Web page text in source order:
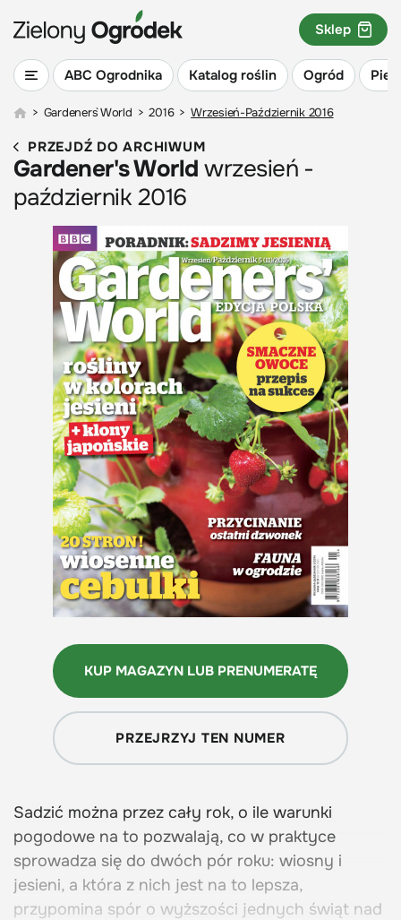
ABC Ogrodnika Katalog roślin Ogród
Sklep
> Gardeners` World > 2016 > Wrzesień-Październik 2016
PRZEJDŹ DO ARCHIWUM
Gardener's Worldwrzesień -
październik 2016
KUP MAGAZYN LUB PRENUMERATĘ
PRZEJRZYJ TEN NUMER
Sadzić można przez cały rok, o ile warunki
pogodowe na to pozwalają, co w praktyce
sprowadza się do dwóch pór roku: wiosny i
jesieni, a która z nich jest na to lepsza,
przypomina spór o wyższości jednych świąt nad